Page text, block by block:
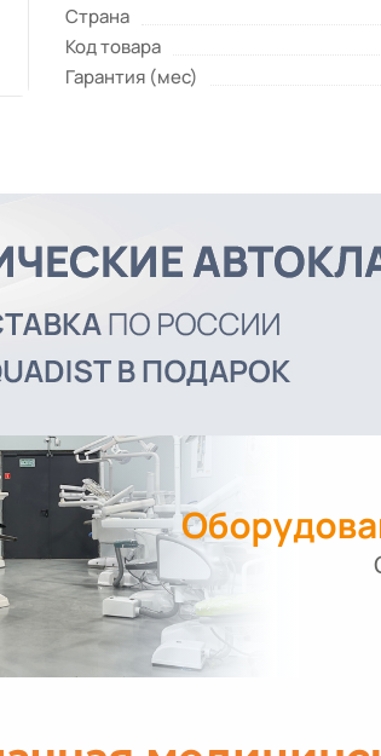
Страна
Код товара
Гарантия (мес)